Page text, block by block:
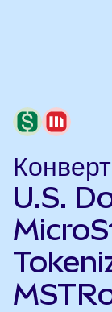
U.S.